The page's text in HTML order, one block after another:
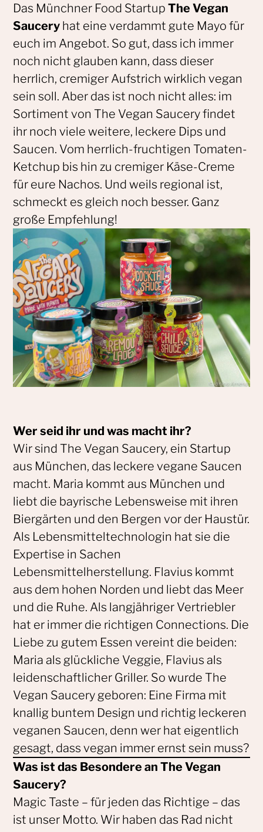
Das Münchner Food Startup The Vegan
Sauceryhat eine verdammt gute Mayo für
euch im Angebot. So gut, dass ich immer
noch nicht glauben kann, dass dieser
herrlich, cremiger Aufstrich wirklich vegan
sein soll. Aber das ist noch nicht alles: im
Sortiment von The Vegan Saucery findet
ihr noch viele weitere, leckere Dips und
Saucen. Vom herrlich-fruchtigen Tomaten-
Ketchup bis hin zu cremiger Käse-Creme
für eure Nachos. Und weils regional ist,
schmeckt es gleich noch besser. Ganz
große Empfehlung!
Wer seid ihr und was macht ihr?
Wir sind The Vegan Saucery, ein Startup
aus München, das leckere vegane Saucen
macht. Maria kommt aus München und
liebt die bayrische Lebensweise mit ihren
Biergärten und den Bergen vor der Haustür.
Als Lebensmitteltechnologin hat sie die
Expertise in Sachen
Lebensmittelherstellung. Flavius kommt
aus dem hohen Norden und liebt das Meer
und die Ruhe. Als langjähriger Vertriebler
hat er immer die richtigen Connections. Die
Liebe zu gutem Essen vereint die beiden:
Maria als glückliche Veggie, Flavius als
leidenschaftlicher Griller. So wurde The
Vegan Saucery geboren: Eine Firma mit
knallig buntem Design und richtig leckeren
veganen Saucen, denn wer hat eigentlich
gesagt, dass vegan immer ernst sein muss?
Was ist das Besondere an The Vegan
Saucery?
Magic Taste – für jeden das Richtige – das
ist unser Motto. Wir haben das Rad nicht